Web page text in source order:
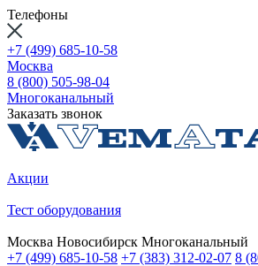
Телефоны
+7 (499) 685-10-58
Москва
8 (800) 505-98-04
Многоканальный
Заказать звонок
Акции
Тест оборудования
Москва Новосибирск Многоканальный
+7 (499) 685-10-58 +7 (383) 312-02-07 8